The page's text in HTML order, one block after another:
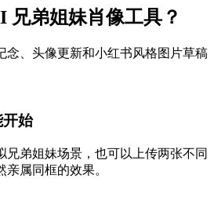
兄弟姐妹肖像工具？
念、头像更新和小红书风格图片草稿
始
兄弟姐妹场景，也可以上传两张不同
属同框的效果。